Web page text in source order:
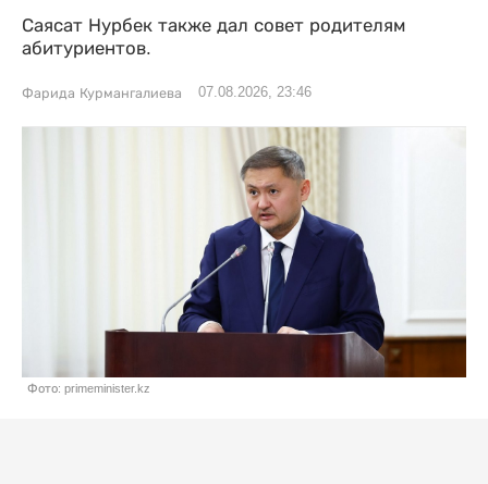
Саясат Нурбек также дал совет родителям
абитуриентов.
Фарида Курмангалиева 07.08.2026, 23:46
Фото: primeminister.kz